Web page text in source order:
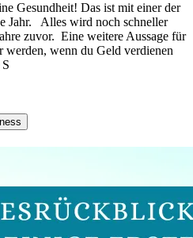
Gesundheit! Das ist mit einer der
Jahr. Alles wird noch schneller
zuvor. Eine weitere Aussage für
werden, wenn du Geld verdienen